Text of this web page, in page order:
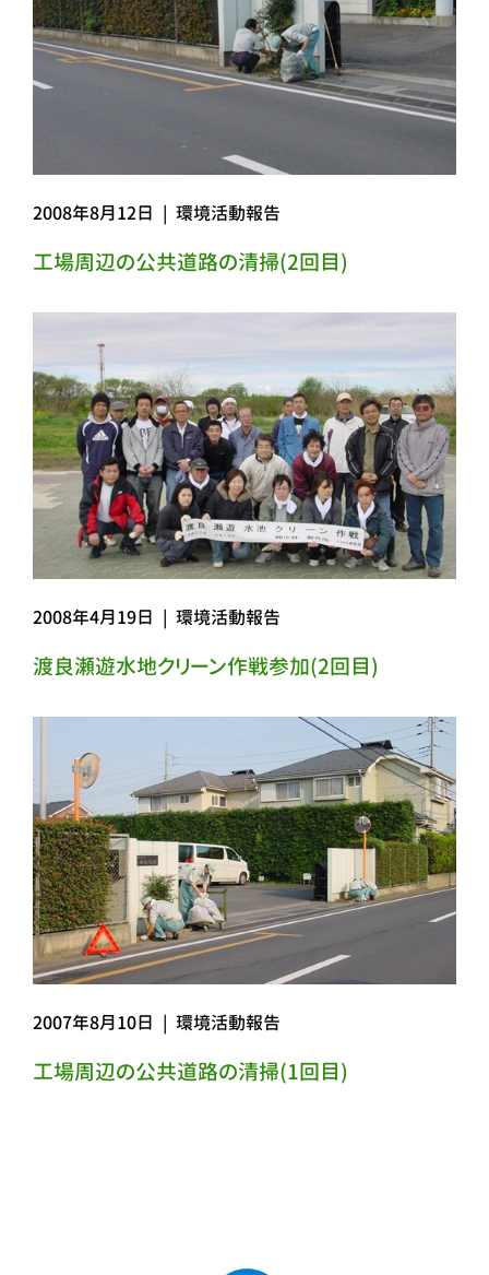
2008年8月12日 | 環境活動報告
工場周辺の公共道路の清掃(2回目)
2008年4月19日 | 環境活動報告
渡良瀬遊水地クリーン作戦参加(2回目)
2007年8月10日 | 環境活動報告
工場周辺の公共道路の清掃(1回目)